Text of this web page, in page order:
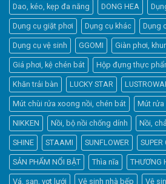
Dao, kéo, kẹp đa năng DONG HEA
Dụng cụ giặt phơi Dụng cụ khác Dụng
Dụng cụ vệ sinh GGOMI Giàn phơi,
Giá phơi, kệ chén bát Hộp đựng thực
Khăn trải bàn LUCKY STAR
Mút chùi rửa xoong nồi, chén bát Mút rửa
NIKKEN Nồi, bộ nồi chống dính Nồi,
SHINE STAAMI SUNFLOWER SUPER
SẢN PHẨM NỔI BẬT Thìa nĩa THƯƠNG
Vá, sạn, vợt lưới Vệ sinh nhà bếp Vệ
Elfsight
Typically replies